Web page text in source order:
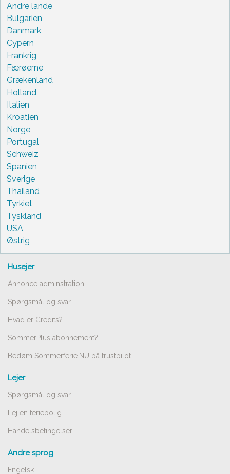
Andre lande
Bulgarien
Danmark
Cypern
Frankrig
Færøerne
Grækenland
Holland
Italien
Kroatien
Norge
Portugal
Schweiz
Spanien
Sverige
Thailand
Tyrkiet
Tyskland
USA
Østrig
Husejer
Annonce adminstration
Spørgsmål og svar
Hvad er Credits?
SommerPlus abonnement?
Bedøm Sommerferie.NU på trustpilot
Lejer
Spørgsmål og svar
Lej en feriebolig
Handelsbetingelser
Andre sprog
Engelsk